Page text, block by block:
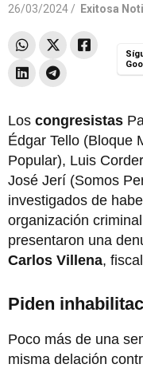
26/03/2024 / Exitosa
Los congresistas
Édgar Tello (Bloque
Popular), Luis
José Jerí (Somos
investigados de
organización
presentaron una
Carlos Villena,
Piden
Poco más de una
misma delación